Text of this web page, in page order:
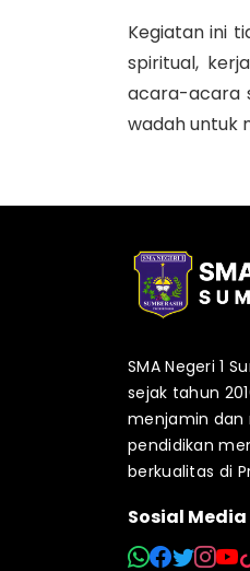
Kegiatan ini
spiritual,
acara-acara
wadah untuk
SMA Negeri 1
sejak tahun
menjamin dan
pendidikan
berkualitas di
Sosial Media